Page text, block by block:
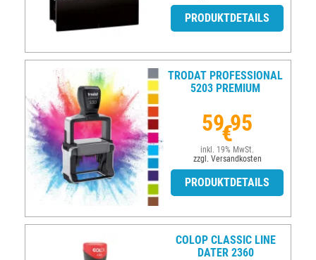
PRODUKTDETAILS
TRODAT PROFESSIONAL
5203 PREMIUM
59,95
€
inkl. 19% MwSt.
zzgl. Versandkosten
PRODUKTDETAILS
COLOP CLASSIC LINE
DATER 2360